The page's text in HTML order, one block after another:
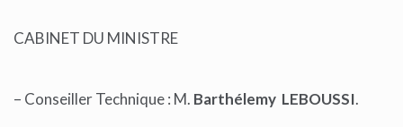
CABINET DU MINISTRE
– Conseiller Technique : M. Barthélemy LEBOUSSI.